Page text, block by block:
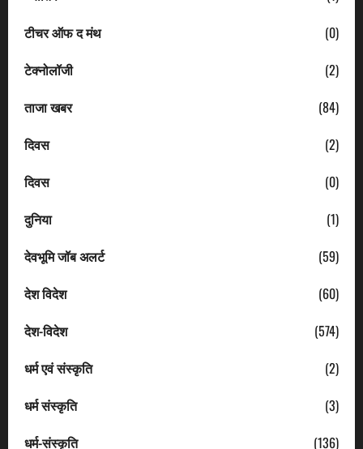
टीचर ऑफ द मंथ
(0)
टेक्नोलॉजी
(2)
ताजा खबर
(84)
दिवस
(2)
दिवस
(0)
दुनिया
(1)
देवभूमि जॉब अलर्ट
(59)
देश विदेश
(60)
देश-विदेश
(574)
धर्म एवं संस्कृति
(2)
धर्म संस्कृति
(3)
धर्म-संस्कृति
(136)